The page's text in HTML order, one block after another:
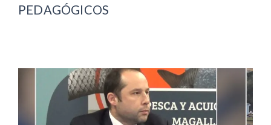
PEDAGÓGICOS